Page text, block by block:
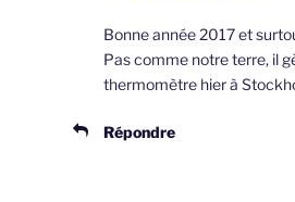
Bonne année 2017 et
Pas comme notre terre, il
thermomètre hier à
Répondre